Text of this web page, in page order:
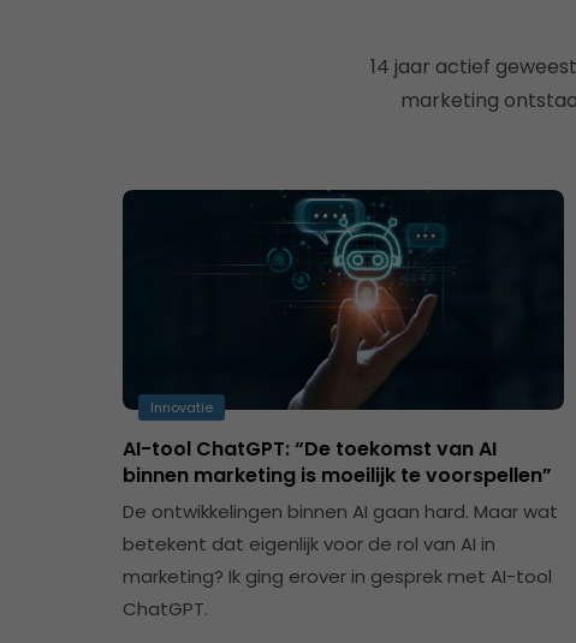
14 jaar actief
marketing
Innovatie
AI-tool ChatGPT: “De toekomst van AI
binnen marketing is moeilijk te voorspellen”
De ontwikkelingen binnen AI gaan hard. Maar wat
betekent dat eigenlijk voor de rol van AI in
marketing? Ik ging erover in gesprek met AI-tool
ChatGPT.